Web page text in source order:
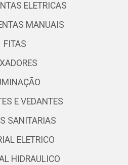
ELETRICAS
MANUAIS
FITAS
E VEDANTES
SANITARIAS
ELETRICO
HIDRAULICO